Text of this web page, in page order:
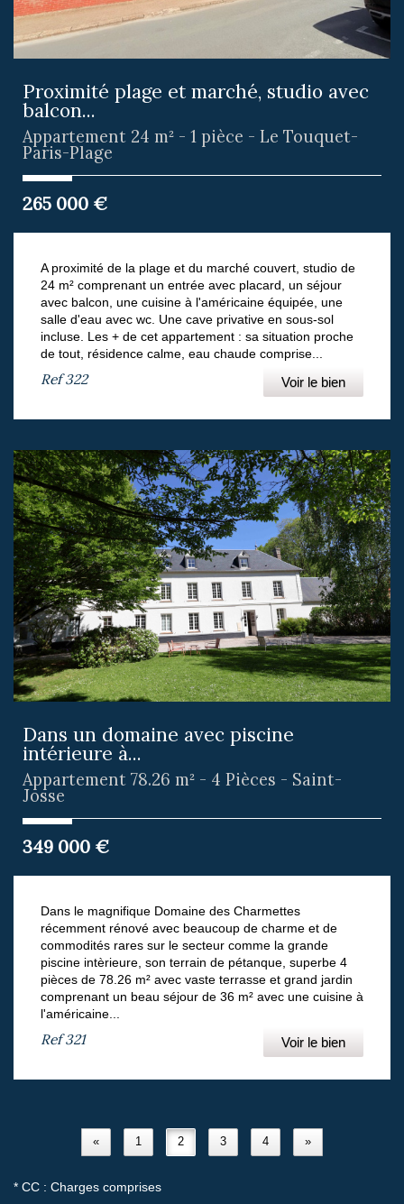
Proximité plage et marché, studio avec
balcon...
Appartement 24 m² - 1 pièce - Le Touquet-
Paris-Plage
265 000 €
A proximité de la plage et du marché couvert, studio de
24 m² comprenant un entrée avec placard, un séjour
avec balcon, une cuisine à l'américaine équipée, une
salle d'eau avec wc. Une cave privative en sous-sol
incluse. Les + de cet appartement : sa situation proche
de tout, résidence calme, eau chaude comprise...
Ref322 Voir le bien
Dans un domaine avec piscine
intérieure à...
Appartement 78.26 m² - 4 Pièces - Saint-
Josse
349 000 €
Dans le magnifique Domaine des Charmettes
récemment rénové avec beaucoup de charme et de
commodités rares sur le secteur comme la grande
piscine intèrieure, son terrain de pétanque, superbe 4
pièces de 78.26 m² avec vaste terrasse et grand jardin
comprenant un beau séjour de 36 m² avec une cuisine à
l'américaine...
Ref321 Voir le bien
« 1 2 3 4 »
* CC : Charges comprises